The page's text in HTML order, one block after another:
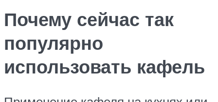
Почему сейчас так
популярно
использовать кафель